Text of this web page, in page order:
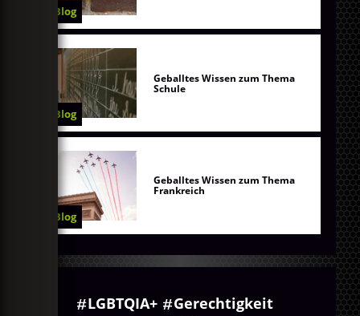
Blog
Blog
Geballtes Wissen zum Thema
Schule
Blog
Geballtes Wissen zum Thema
Frankreich
LGBTQIA+
Gerechtigkeit